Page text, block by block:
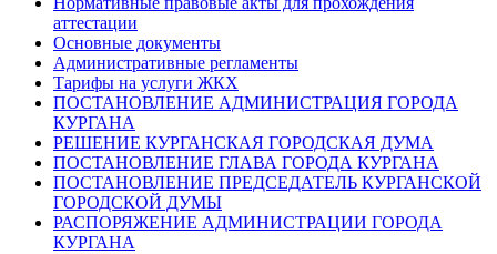
аттестации
Основные документы
Административные регламенты
Тарифы на услуги ЖКХ
ПОСТАНОВЛЕНИЕ АДМИНИСТРАЦИЯ ГОРОДА
КУРГАНА
РЕШЕНИЕ КУРГАНСКАЯ ГОРОДСКАЯ ДУМА
ПОСТАНОВЛЕНИЕ ГЛАВА ГОРОДА КУРГАНА
ПОСТАНОВЛЕНИЕ ПРЕДСЕДАТЕЛЬ КУРГАНСКОЙ
ГОРОДСКОЙ ДУМЫ
РАСПОРЯЖЕНИЕ АДМИНИСТРАЦИИ ГОРОДА
КУРГАНА